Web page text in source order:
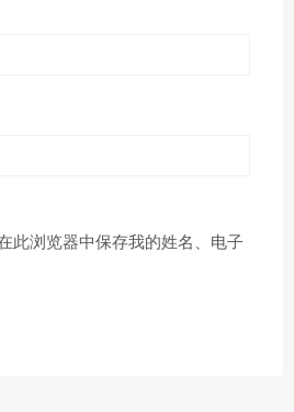
此浏览器中保存我的姓名、电子